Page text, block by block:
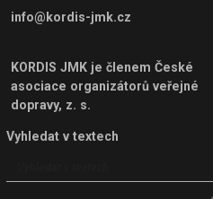
info@kordis-jmk.cz
KORDIS JMK je členem České
asociace organizátorů veřejné
dopravy, z. s.
Vyhledat v textech